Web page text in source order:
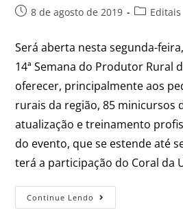
8 de agosto de 2019 Editais
Será aberta nesta segunda-
14ª Semana do Produtor Rural
oferecer, principalmente aos
rurais da região, 85 minicursos
atualização e treinamento
do evento, que se estende até
terá a participação do Coral da
Continue Lendo